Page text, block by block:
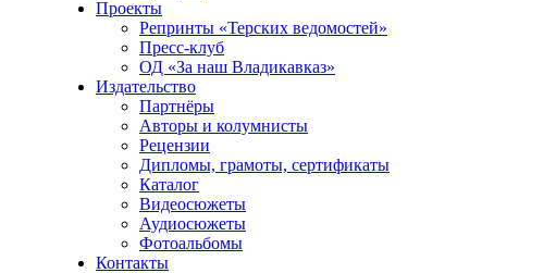
Проекты
Репринты «Терских ведомостей»
Пресс-клуб
ОД «За наш Владикавказ»
Издательство
Партнёры
Авторы и колумнисты
Рецензии
Дипломы, грамоты, сертификаты
Каталог
Видеосюжеты
Аудиосюжеты
Фотоальбомы
Контакты